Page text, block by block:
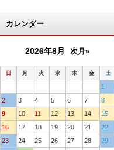
カレンダー
2026年8月 次月»
日 月 火 水 木 金 土
1
2
3 4 5 6 7
8
9
10 11 12 13 14
15
16
17 18 19 20 21
22
23
24 25 26 27 28
29